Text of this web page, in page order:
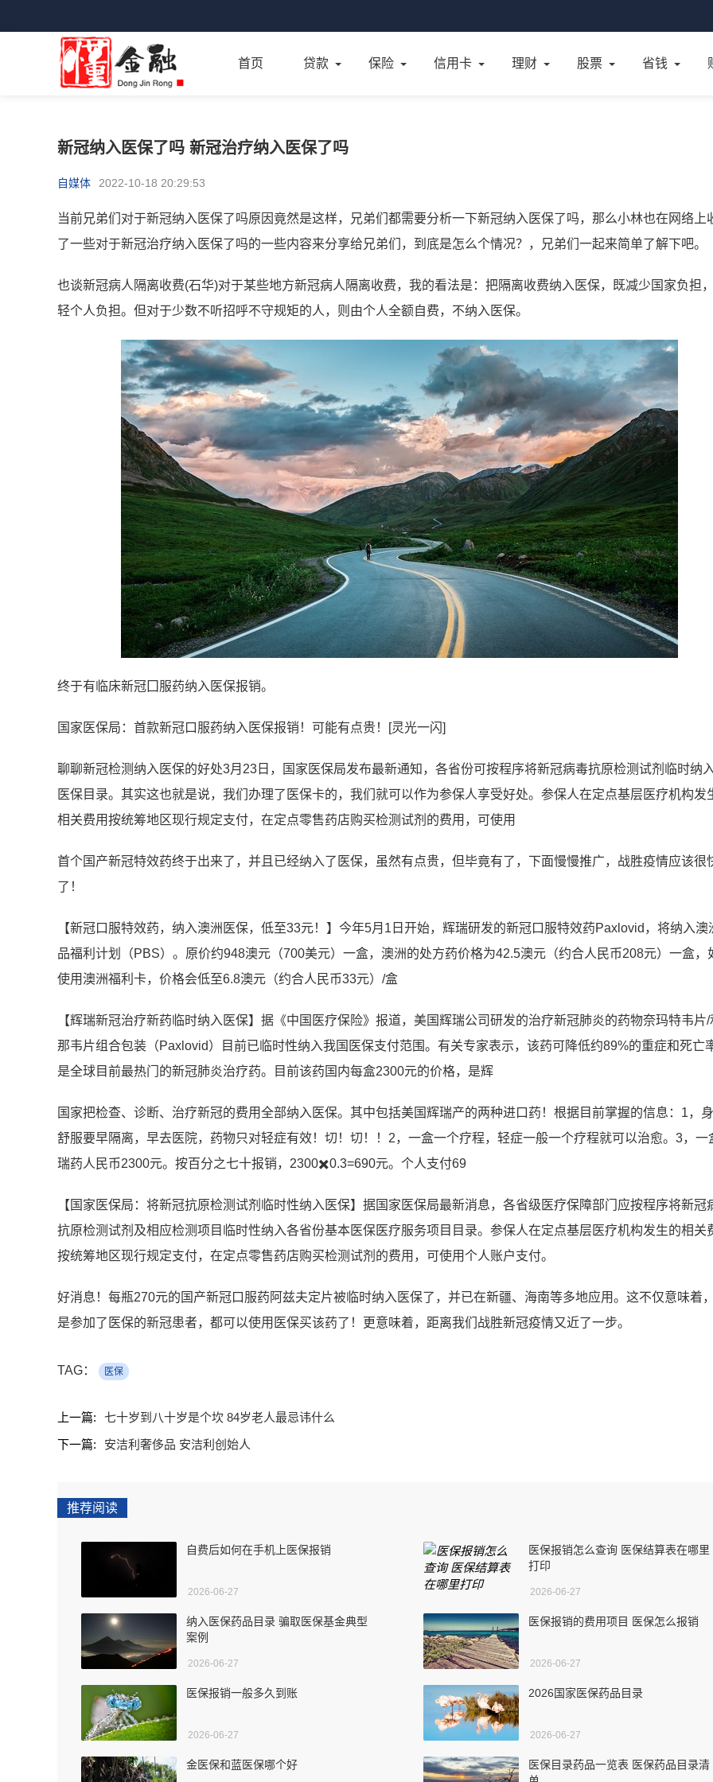
首页 贷款 保险 信用卡 理财 股票 省钱
新冠纳入医保了吗 新冠治疗纳入医保了吗
自媒体 2022-10-18 20:29:53
当前兄弟们对于新冠纳入医保了吗原因竟然是这样，兄弟们都需要分析一下新冠纳入医保了吗，那么小林也在网络上
了一些对于新冠治疗纳入医保了吗的一些内容来分享给兄弟们，到底是怎么个情况？，兄弟们一起来简单了解下吧。
也谈新冠病人隔离收费(石华)对于某些地方新冠病人隔离收费，我的看法是：把隔离收费纳入医保，既减少国家负担
轻个人负担。但对于少数不听招呼不守规矩的人，则由个人全额自费，不纳入医保。
终于有临床新冠囗服药纳入医保报销。
国家医保局：首款新冠口服药纳入医保报销！可能有点贵！[灵光一闪]
聊聊新冠检测纳入医保的好处3月23日，国家医保局发布最新通知，各省份可按程序将新冠病毒抗原检测试剂临时纳
医保目录。其实这也就是说，我们办理了医保卡的，我们就可以作为参保人享受好处。参保人在定点基层医疗机构发
相关费用按统筹地区现行规定支付，在定点零售药店购买检测试剂的费用，可使用
首个国产新冠特效药终于出来了，并且已经纳入了医保，虽然有点贵，但毕竟有了，下面慢慢推广，战胜疫情应该很
了！
【新冠口服特效药，纳入澳洲医保，低至33元！】今年5月1日开始，辉瑞研发的新冠口服特效药Paxlovid，将纳入澳
品福利计划（PBS）。原价约948澳元（700美元）一盒，澳洲的处方药价格为42.5澳元（约合人民币208元）一盒，
使用澳洲福利卡，价格会低至6.8澳元（约合人民币33元）/盒
【辉瑞新冠治疗新药临时纳入医保】据《中国医疗保险》报道，美国辉瑞公司研发的治疗新冠肺炎的药物奈玛特韦片/
那韦片组合包装（Paxlovid）目前已临时性纳入我国医保支付范围。有关专家表示，该药可降低约89%的重症和死亡
是全球目前最热门的新冠肺炎治疗药。目前该药国内每盒2300元的价格，是辉
国家把检查、诊断、治疗新冠的费用全部纳入医保。其中包括美国辉瑞产的两种进口药！根据目前掌握的信息：1，
舒服要早隔离，早去医院，药物只对轻症有效！切！切！！2，一盒一个疗程，轻症一般一个疗程就可以治愈。3，一
瑞药人民币2300元。按百分之七十报销，2300✖️0.3=690元。个人支付69
【国家医保局：将新冠抗原检测试剂临时性纳入医保】据国家医保局最新消息，各省级医疗保障部门应按程序将新冠
抗原检测试剂及相应检测项目临时性纳入各省份基本医保医疗服务项目目录。参保人在定点基层医疗机构发生的相关
按统筹地区现行规定支付，在定点零售药店购买检测试剂的费用，可使用个人账户支付。
好消息！每瓶270元的国产新冠口服药阿兹夫定片被临时纳入医保了，并已在新疆、海南等多地应用。这不仅意味着
是参加了医保的新冠患者，都可以使用医保买该药了！更意味着，距离我们战胜新冠疫情又近了一步。
TAG： 医保
上一篇:
七十岁到八十岁是个坎 84岁老人最忌讳什么
下一篇:
安洁利奢侈品 安洁利创始人
推荐阅读
自费后如何在手机上医保报销
2026-06-27
医保报销怎么查询 医保结算表在哪里
打印
2026-06-27
纳入医保药品目录 骗取医保基金典型
案例
2026-06-27
医保报销的费用项目 医保怎么报销
2026-06-27
医保报销一般多久到账
2026-06-27
2026国家医保药品目录
2026-06-27
金医保和蓝医保哪个好
医保目录药品一览表 医保药品目录清